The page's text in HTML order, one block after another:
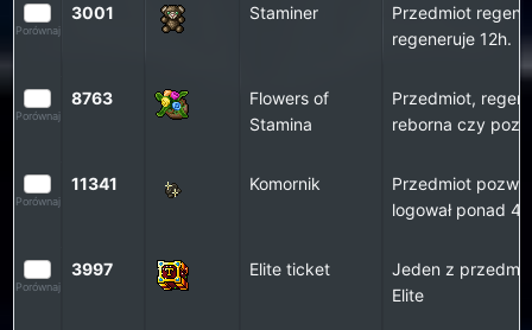
Porównaj
3001 Staminer
Przedmiot
regeneruje 12h.
Porównaj
8763
Flowers of
Stamina
Przedmiot,
reborna czy
Porównaj
11341 Komornik
Przedmiot
logował ponad
Porównaj
3997 Elite ticket
Jeden z
Elite